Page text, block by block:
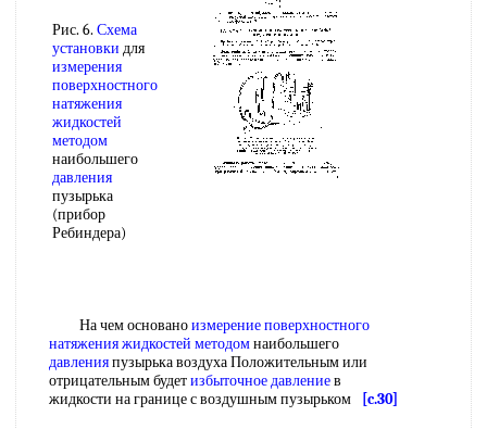
Рис. 6. Схема
установки для
измерения
поверхностного
натяжения
жидкостей
методом
наибольшего
давления
пузырька
(прибор
Ребиндера)
На чем основаноизмерение поверхностного
натяжения жидкостей методомнаибольшего
давленияпузырька воздуха Положительным или
отрицательным будетизбыточное давлениев
жидкости на границе с воздушным пузырьком
[c.30]